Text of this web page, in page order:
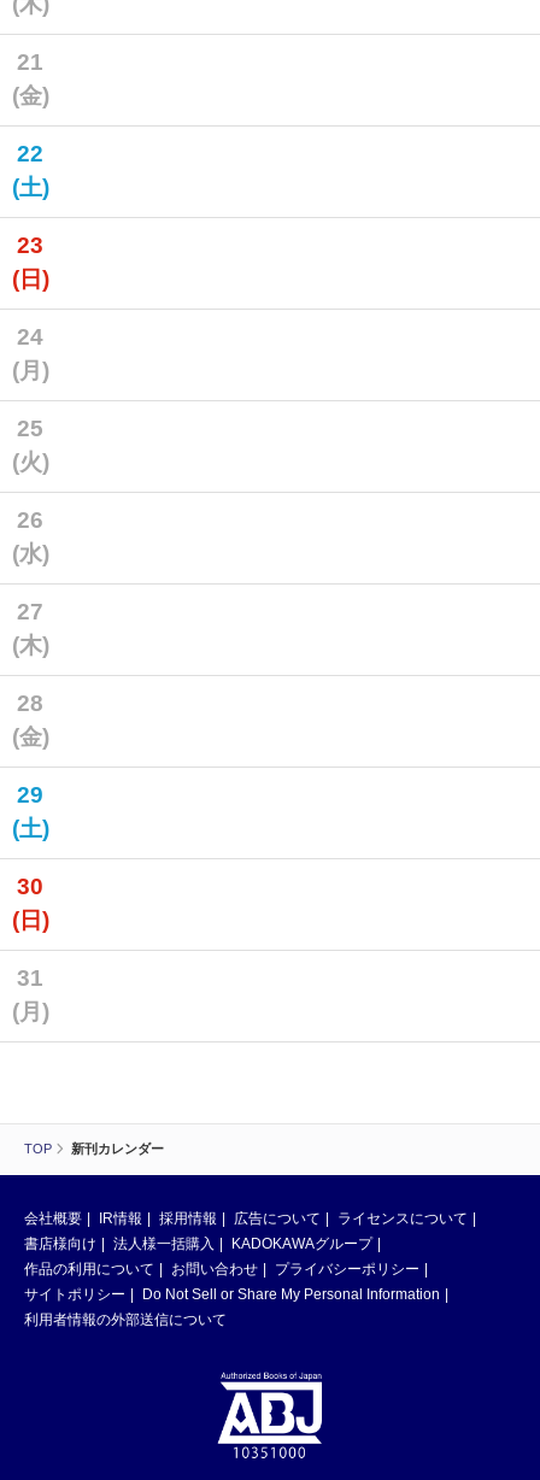
TOP 新刊カレンダー
21
(金)
22
(土)
23
(日)
24
(月)
25
(火)
26
(水)
27
(木)
28
(金)
29
(土)
30
(日)
31
(月)
会社概要 IR情報 採用情報 広告について
ライセンスについて
書店様向け
法人様一括購入
KADOKAWAグループ
作品の利用について
お問い合わせ
プライバシーポリシー
サイトポリシー
Do Not Sell or Share My Personal Information
利用者情報の外部送信について